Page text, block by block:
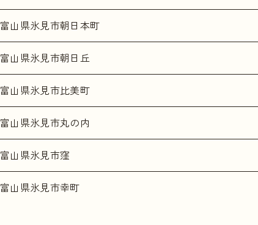
富山県氷見市朝日本町
富山県氷見市朝日丘
富山県氷見市比美町
富山県氷見市丸の内
富山県氷見市窪
富山県氷見市幸町